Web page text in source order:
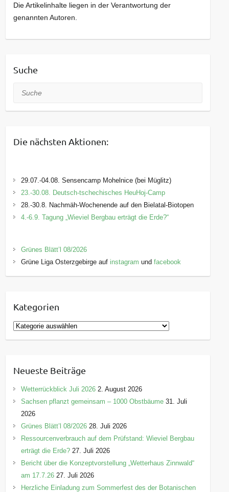
Die Artikelinhalte liegen in der Verantwortung der
genannten Autoren.
Suche
Suche
Die nächsten Aktionen:
29.07.-04.08. Sensencamp Mohelnice (bei Müglitz)
23.-30.08. Deutsch-tschechisches HeuHoj-Camp
28.-30.8. Nachmäh-Wochenende auf den Bielatal-Biotopen
4.-6.9. Tagung „Wieviel Bergbau erträgt die Erde?“
Grünes Blätt’l 08/2026
Grüne Liga Osterzgebirge auf instagram undfacebook
Kategorien
K
a
g
o
r
e
n
Neueste Beiträge
Wetterrückblick Juli 2026 2. August 2026
Sachsen pflanzt gemeinsam – 1000 Obstbäume 31. Juli
2026
Grünes Blätt’l 08/2026 28. Juli 2026
Ressourcenverbrauch auf dem Prüfstand: Wieviel Bergbau
erträgt die Erde? 27. Juli 2026
Bericht über die Konzeptvorstellung „Wetterhaus Zinnwald“
am 17.7.26 27. Juli 2026
Herzliche Einladung zum Sommerfest des der Botanischen